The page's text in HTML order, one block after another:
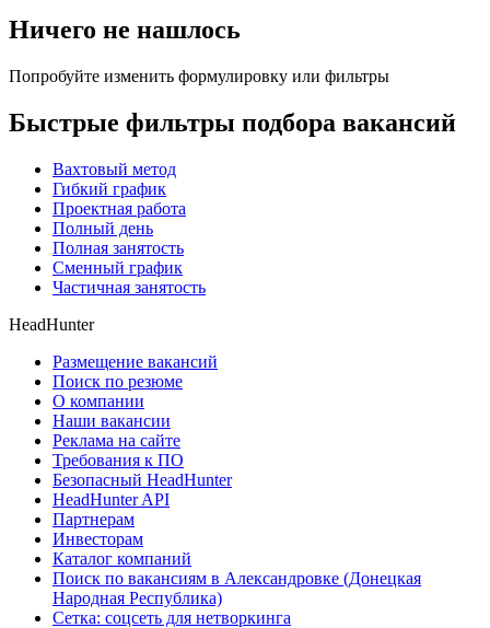
Ничего не нашлось
Попробуйте изменить формулировку или фильтры
Быстрые фильтры подбора вакансий
Вахтовый метод
Гибкий график
Проектная работа
Полный день
Полная занятость
Сменный график
Частичная занятость
HeadHunter
Размещение вакансий
Поиск по резюме
О компании
Наши вакансии
Реклама на сайте
Требования к ПО
Безопасный HeadHunter
HeadHunter API
Партнерам
Инвесторам
Каталог компаний
Поиск по вакансиям в Александровке (Донецкая
Народная Республика)
Сетка: соцсеть для нетворкинга